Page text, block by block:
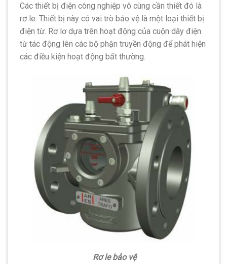
Các thiết bị điện công nghiệp vô cùng cần thiết đó là
rơ le. Thiết bị này có vai trò bảo vệ là một loại thiết bị
điện từ. Rơ lơ dựa trên hoạt động của cuộn dây điện
từ tác động lên các bộ phận truyền động để phát hiện
các điều kiện hoạt động bất thường.
Rơ le bảo vệ